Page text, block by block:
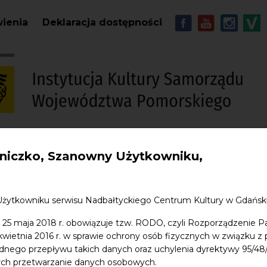
Szanowny Użytkowniku,
serwisu Nadbałtyckiego Centrum Kultury w
maja 2018 r. obowiązuje tzw. RODO, czyli Rozporządzenie
2016 r. w sprawie ochrony osób fizycznych w związku
przepływu takich danych oraz uchylenia dyrektywy 95/
przetwarzanie danych osobowych.
Deklaracja dostępności MENU -
Jana Sklep